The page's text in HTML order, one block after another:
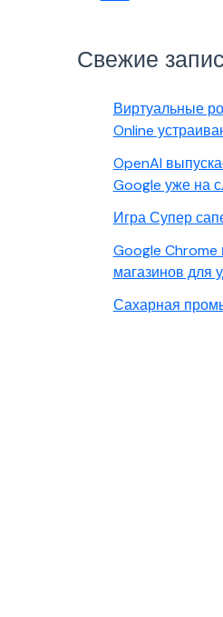
Свежие
Виртуальные
Online
OpenAI
Google уже на
Игра Супер
Google
магазинов для
Сахарная